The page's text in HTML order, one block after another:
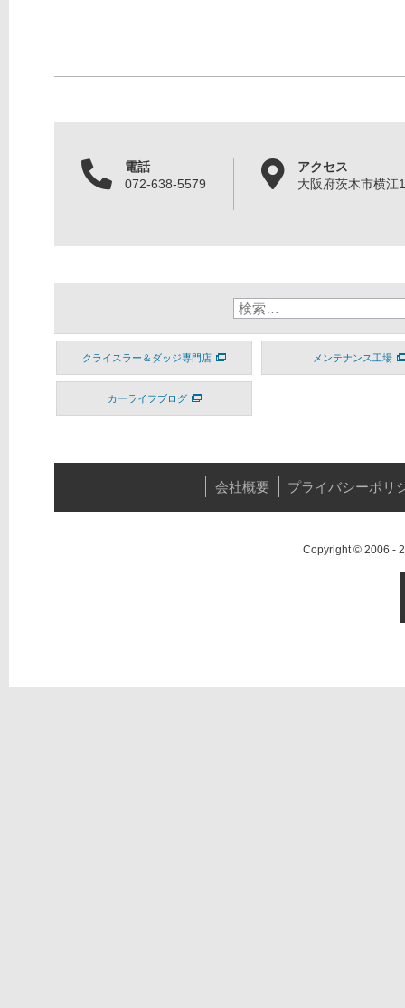
電話
072-638-5579
アクセス
大阪府茨木市横江
クライスラー＆ダッジ専門店 メンテナンス工場
カーライフブログ
会社概要 プライバシーポリ
Copyright © 2006 -